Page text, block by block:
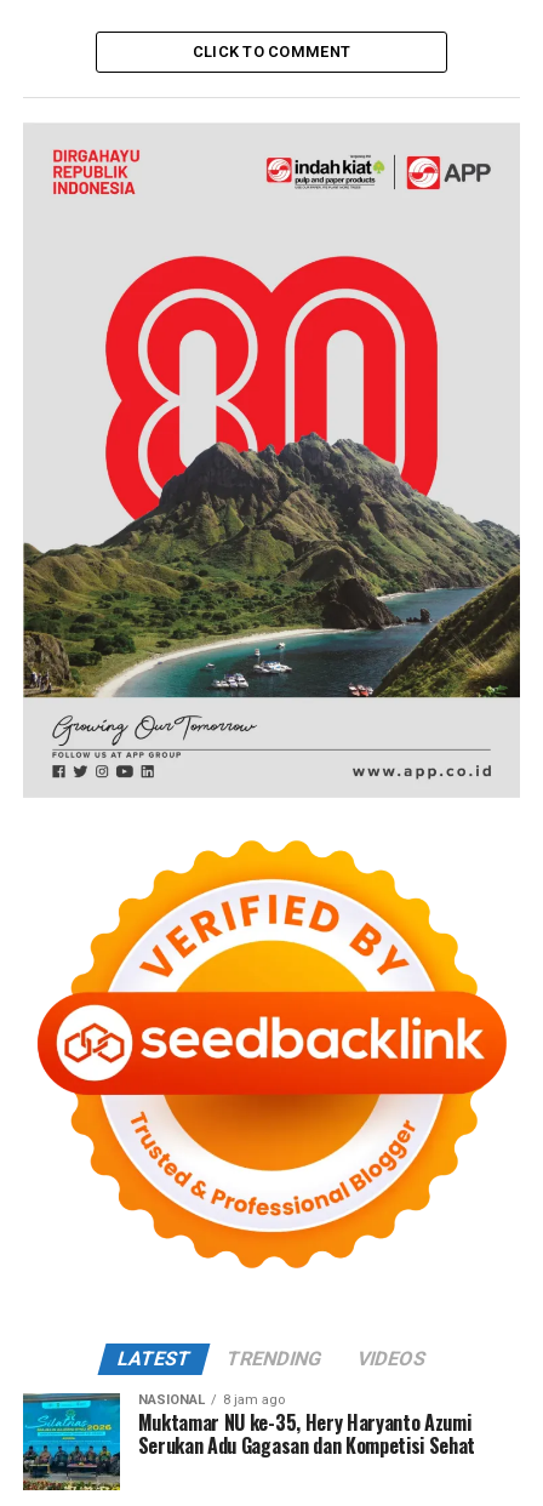
CLICK TO COMMENT
LATEST TRENDING VIDEOS
NASIONAL 8 jam ago
Muktamar NU ke-35, Hery Haryanto Azumi
Serukan Adu Gagasan dan Kompetisi Sehat